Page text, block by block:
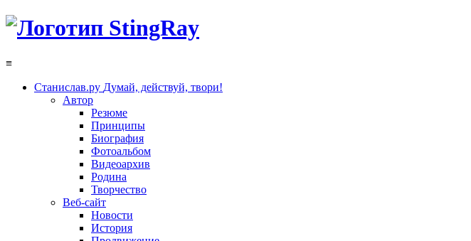
≡
Станислав.ру Думай, действуй, твори!
Автор
Резюме
Принципы
Биография
Фотоальбом
Видеоархив
Родина
Творчество
Веб-сайт
Новости
История